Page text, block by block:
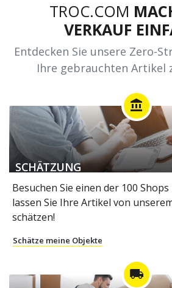
TROC.COM
VERKAUF
Entdecken Sie unsere Zero-
Ihre gebrauchten Artikel
account_balance
SCHÄTZUNG
Besuchen Sie einen der 100
lassen Sie Ihre Artikel von
schätzen!
Schätze meine Objekte
local_shipping